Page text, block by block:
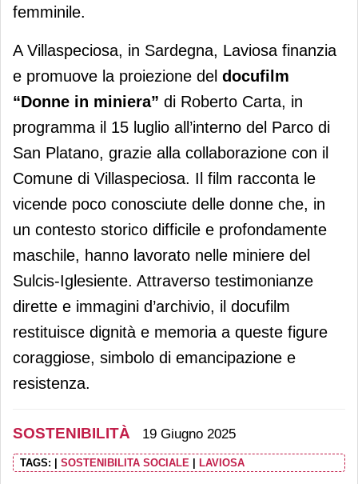
femminile.
A Villaspeciosa, in Sardegna, Laviosa finanzia
e promuove la proiezione del docufilm
“Donne in miniera” di Roberto Carta, in
programma il 15 luglio all’interno del Parco di
San Platano, grazie alla collaborazione con il
Comune di Villaspeciosa. Il film racconta le
vicende poco conosciute delle donne che, in
un contesto storico difficile e profondamente
maschile, hanno lavorato nelle miniere del
Sulcis-Iglesiente. Attraverso testimonianze
dirette e immagini d’archivio, il docufilm
restituisce dignità e memoria a queste figure
coraggiose, simbolo di emancipazione e
resistenza.
SOSTENIBILITÀ 19 Giugno 2025
TAGS: SOSTENIBILITA SOCIALE LAVIOSA